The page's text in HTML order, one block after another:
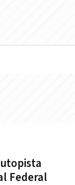
Federal